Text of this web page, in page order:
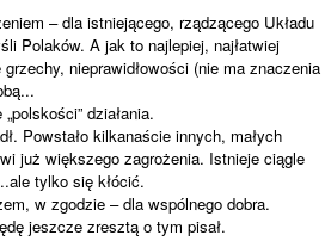
– dla istniejącego, rządzącego Układu
Polaków. A jak to najlepiej, najłatwiej
nieprawidłowości (nie ma znaczenia
działania.
Powstało kilkanaście innych, małych
już większego zagrożenia. Istnieje ciągle
tylko się kłócić.
w zgodzie – dla wspólnego dobra.
jeszcze zresztą o tym pisał.